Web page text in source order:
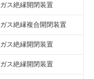
ガス絶縁開閉装置
ガス絶縁複合開閉装置
ガス絶縁開閉装置
ガス絶縁開閉装置